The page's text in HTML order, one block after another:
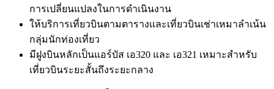
การเปลี่ยนแปลงในการดำเนินงาน
ให้บริการเที่ยวบินตามตารางและเที่ยวบินเช่าเหมาลำเน้น
กลุ่มนักท่องเที่ยว
มีฝูงบินหลักเป็นแอร์บัส เอ320 และ เอ321 เหมาะสำหรับ
เที่ยวบินระยะสั้นถึงระยะกลาง